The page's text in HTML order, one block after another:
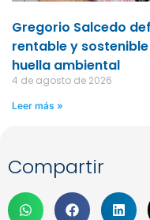
Gregorio Salcedo
rentable y
huella ambiental
4 de agosto de 2026
Leer más »
Compartir